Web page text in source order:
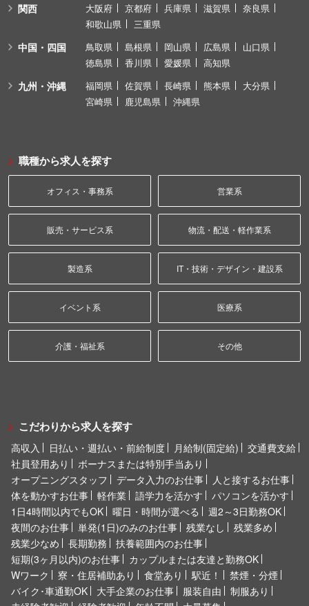
関西 大阪府 京都府 兵庫県 滋賀県
奈良県
和歌山県
三重県
中国・四国 鳥取県 島根県 岡山県 広島県
山口県
徳島県
香川県 愛媛県 高知県
九州・沖縄 福岡県 佐賀県 長崎県 熊本県
大分県
宮崎県
鹿児島県 沖縄県
職種から求人を探す
オフィス・事務系 営業系
販売・サービス系 物流・配送・軽作業系
製造系 IT・技術・デザイン・建設系
イベント系 医療系
介護・福祉系 その他
こだわりから求人を探す
高収入 日払い・週払い・前給制度 月給制(固定給)
交通費支給
社員登用あり
ボーナスまたは特別手当あり
オープニングスタッフ
データ入力のお仕事
人と接するお仕事
体を動かすお仕事
軽作業 語学力を活かす
パソコンを活かす
1日4時間以内でもOK
曜日・時間が選べる
週2～3日勤務OK
夜間のお仕事
単発(1日)のみのお仕事 残業なし
残業多め
残業少なめ
長期勤務
扶養範囲内のお仕事
短期(3ヶ月以内)のお仕事
カップルまたは友達と勤務OK
Wワーク
寮・住居補助あり 食堂あり 駅近！
禁煙・分煙
バイク･車通勤OK
大手企業のお仕事 服装自由
制服あり